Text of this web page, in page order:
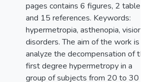
pages contains 6 figures, 2 tables,
and 15 references. Keywords:
hypermetropia, asthenopia, vision
disorders. The aim of the work is
analyze the decompensation of the
first degree hypermetropy in a
group of subjects from 20 to 30